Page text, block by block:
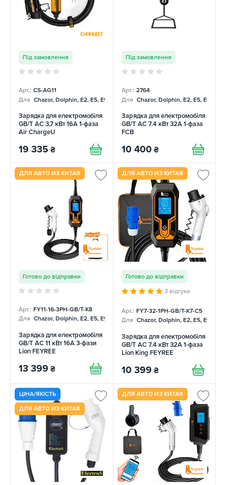
Під замовлення
Арт.: CS-AG11
Для Chazor, Dolphin, E2, E5, E9, Mercedes
Зарядка для електромобіля
GB/T AC 3,7 кВт 16А 1-фаза
Air ChargeU
19 335 ₴
Під замовлення
Арт.: 2764
Для Chazor, Dolphin, E2, E5, E9,
Зарядка для електромобіля
GB/T AC 7.4 кВт 32А 1-фаза
FCB
10 400 ₴
ДЛЯ АВТО ИЗ КИТАЯ
Готово до відправки
Арт.: FY11-16-3PH-GB/T-K8
Для Chazor, Dolphin, E2, E5, E9, Mercedes
Зарядка для електромобіля
GB/T AC 11 кВт 16A 3-фази
Lion FEYREE
13 399 ₴
ДЛЯ АВТО ИЗ КИТАЯ
Готово до відправки
3 відгука
Арт.: FY7-32-1PH-GB/T-K7-C5
Для Chazor, Dolphin, E2, E5, E9,
Зарядка для електромобіля
GB/T AC 7.4 кВт 32А 1-фаза
Lion King FEYREE
10 399 ₴
ЦІНА/ЯКІСТЬ
ДЛЯ АВТО ИЗ КИТАЯ
ДЛЯ АВТО ИЗ КИТАЯ